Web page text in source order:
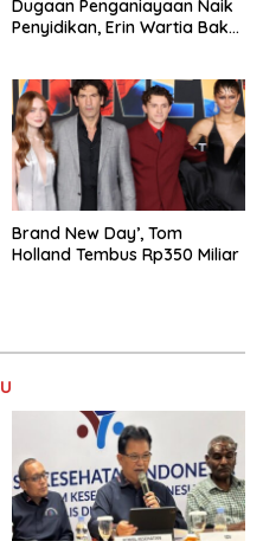
Dugaan Penganiayaan Naik
Penyidikan, Erin Wartia Bakal
Brand New Day’, Tom
Holland Tembus Rp350 Miliar